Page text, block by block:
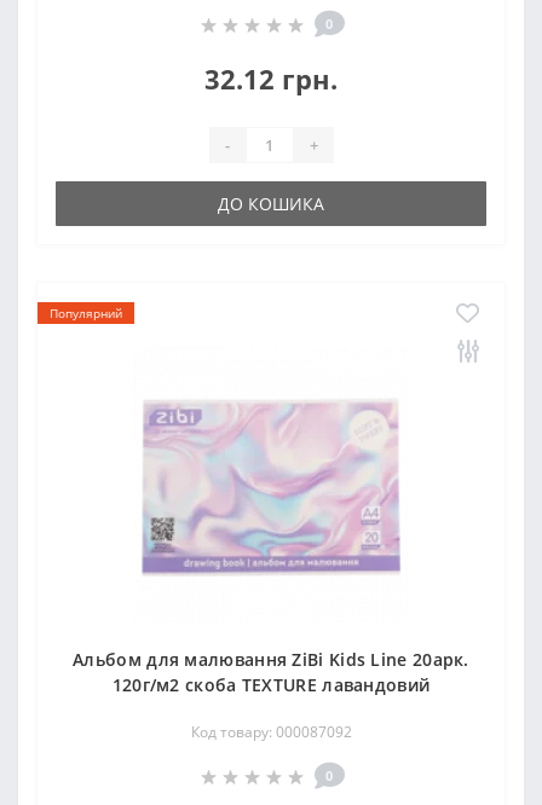
0
32.12 грн.
- +
ДО КОШИКА
Популярний
Альбом для малювання ZiBi Kids Line 20арк.
120г/м2 скоба TEXTURE лавандовий
Код товару: 000087092
0